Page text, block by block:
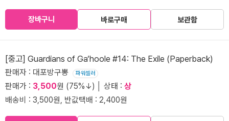
장바구니 바로구매 보관함
[중고] Guardians of Ga‘hoole #14: The Exile (Paperback)
판매자 : 대포방구뽕 파워셀러
판매가 : 3,500원 (75%↓) │ 상태 : 상
배송비 : 3,500원, 반값택배 : 2,400원